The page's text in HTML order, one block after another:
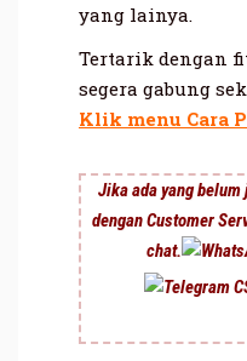
yang lainya.
Tertarik dengan
segera gabung
Klik menu Cara
Jika ada yang
dengan Customer
chat.